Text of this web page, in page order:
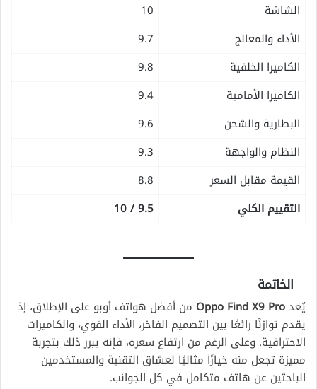
الشاشة
10
الأداء والمعالج
9.7
الكاميرا الخلفية
9.8
الكاميرا الأمامية
9.4
البطارية والشحن
9.6
النظام والواجهة
9.3
القيمة مقابل السعر
8.8
التقييم الكلي
9.5 / 10
الخاتمة
يُعدOppo Find X9 Pro من أفضل هواتف أوبو على الإطلاق، إذ
يقدم توازنًا رائعًا بين التصميم الفاخر، الأداء القوي، والكاميرات
الاحترافية. وعلى الرغم من ارتفاع سعره، فإنه يبرر ذلك بتجربة
مميزة تجعل منه خيارًا مثاليًا لعشاق التقنية والمستخدمين
الباحثين عن هاتف متكامل في كل الجوانب.